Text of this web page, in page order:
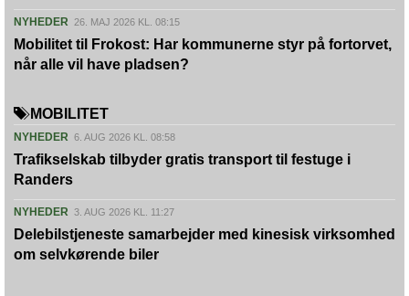
NYHEDER 26. MAJ 2026 KL. 08:15
Mobilitet til Frokost: Har kommunerne styr på fortorvet,
når alle vil have pladsen?
MOBILITET
NYHEDER 6. AUG 2026 KL. 08:58
Trafikselskab tilbyder gratis transport til festuge i
Randers
NYHEDER 3. AUG 2026 KL. 11:27
Delebilstjeneste samarbejder med kinesisk virksomhed
om selvkørende biler